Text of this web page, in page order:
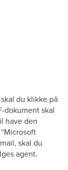
du klikke på
dokument skal
have den
skal du
agent.